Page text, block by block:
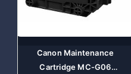
Canon Maintenance
Cartridge MC-G06